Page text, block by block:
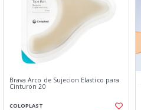
Brava Arco de Sujecion Elastico para
Cinturon 20
COLOPLAST